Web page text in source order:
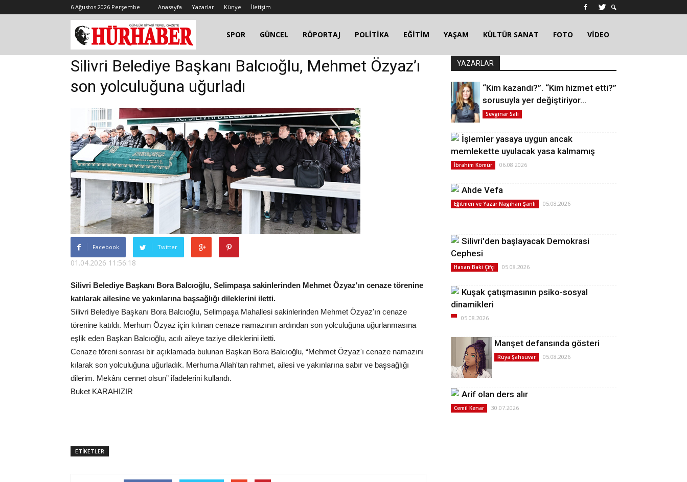
6 Ağustos 2026 Perşembe Anasayfa Yazarlar Künye İletişim
SPOR GÜNCEL RÖPORTAJ POLİTİKA EĞİTİM YAŞAM KÜLTÜR SANAT FOTO VİDEO
Silivri Belediye Başkanı Balcıoğlu, Mehmet Özyaz’ı
son yolculuğuna uğurladı
Facebook Twitter
01.04.2026 11:56:18
Silivri Belediye Başkanı Bora Balcıoğlu, Selimpaşa sakinlerinden Mehmet Özyaz'ın cenaze törenine
katılarak ailesine ve yakınlarına başsağlığı dileklerini iletti.
Silivri Belediye Başkanı Bora Balcıoğlu, Selimpaşa Mahallesi sakinlerinden Mehmet Özyaz'ın cenaze
törenine katıldı. Merhum Özyaz için kılınan cenaze namazının ardından son yolculuğuna uğurlanmasına
eşlik eden Başkan Balcıoğlu, acılı aileye taziye dileklerini iletti.
Cenaze töreni sonrası bir açıklamada bulunan Başkan Bora Balcıoğlu, “Mehmet Özyaz'ı cenaze namazını
kılarak son yolculuğuna uğurladık. Merhuma Allah'tan rahmet, ailesi ve yakınlarına sabır ve başsağlığı
dilerim. Mekânı cennet olsun” ifadelerini kullandı.
Buket KARAHIZIR
ETİKETLER
YAZARLAR
“Kim kazandı?”. “Kim hizmet etti?”
sorusuyla yer değiştiriyor…
Sevginar Sali
İşlemler yasaya uygun ancak
memlekette uyulacak yasa kalmamış
İbrahim Kömür 06.08.2026
Ahde Vefa
Eğitmen ve Yazar Nagihan Şanlı 05.08.2026
Silivri'den başlayacak Demokrasi
Cephesi
Hasan Baki Çifçi 05.08.2026
Kuşak çatışmasının psiko-sosyal
dinamikleri
05.08.2026
Manşet defansında gösteri
Rüya Şahsuvar 05.08.2026
Arif olan ders alır
Cemil Kenar 30.07.2026